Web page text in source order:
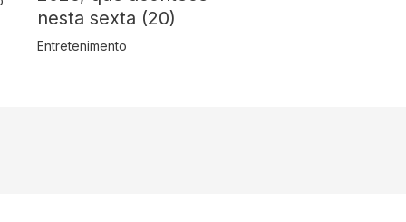
nesta sexta (20)
Entretenimento